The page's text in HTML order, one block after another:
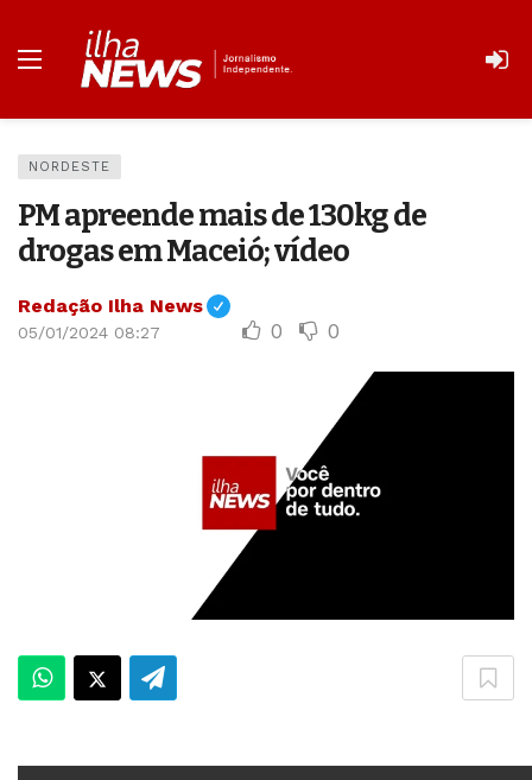
NORDESTE
PM apreende mais de 130kg de
drogas em Maceió; vídeo
Redação Ilha News
05/01/2024 08:27 0 0